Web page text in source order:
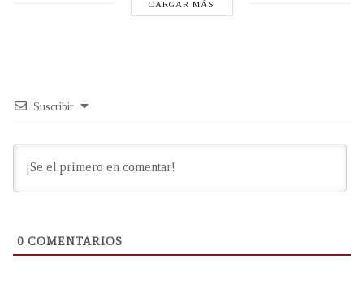
CARGAR MÁS
Suscribir
0 COMENTARIOS